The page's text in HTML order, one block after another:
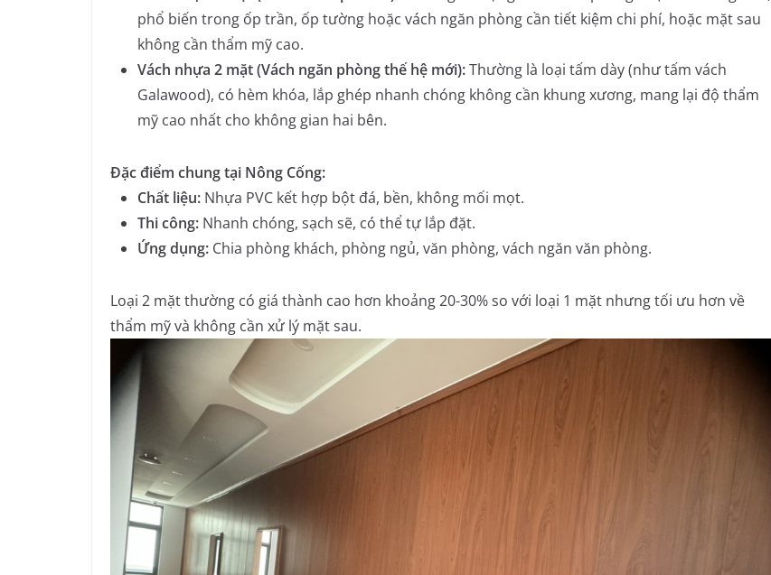
phổ biến trong ốp trần, ốp tường hoặc vách ngăn phòng cần tiết kiệm chi phí, hoặc mặt sau
không cần thẩm mỹ cao.
Vách nhựa 2 mặt (Vách ngăn phòng thế hệ mới):Thường là loại tấm dày (như tấm vách
Galawood), có hèm khóa, lắp ghép nhanh chóng không cần khung xương, mang lại độ thẩm
mỹ cao nhất cho không gian hai bên.
Đặc điểm chung tại Nông Cống:
Chất liệu: Nhựa PVC kết hợp bột đá, bền, không mối mọt.
Thi công: Nhanh chóng, sạch sẽ, có thể tự lắp đặt.
Ứng dụng: Chia phòng khách, phòng ngủ, văn phòng, vách ngăn văn phòng.
Loại 2 mặt thường có giá thành cao hơn khoảng 20-30% so với loại 1 mặt nhưng tối ưu hơn về
thẩm mỹ và không cần xử lý mặt sau.